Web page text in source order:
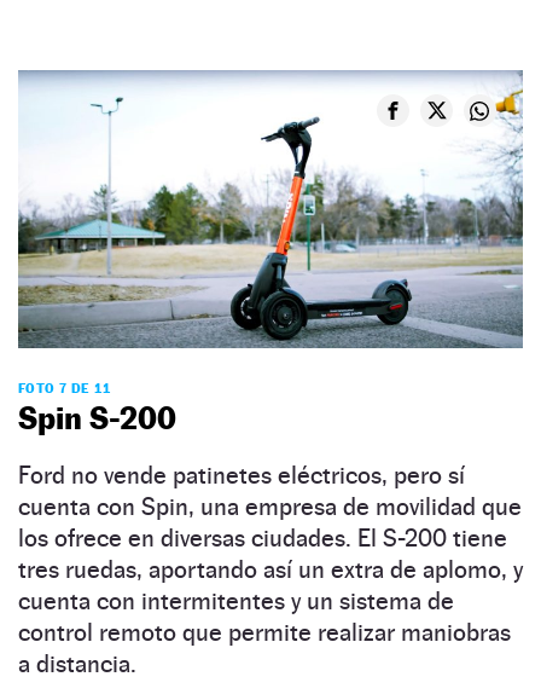
FOTO 7 DE 11
Spin S-200
Ford no vende patinetes eléctricos, pero sí
cuenta con Spin, una empresa de movilidad que
los ofrece en diversas ciudades. El S-200 tiene
tres ruedas, aportando así un extra de aplomo, y
cuenta con intermitentes y un sistema de
control remoto que permite realizar maniobras
a distancia.